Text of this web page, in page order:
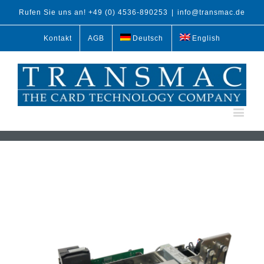
Rufen Sie uns an! +49 (0) 4536-890253 info@transmac.de
Kontakt AGB Deutsch English